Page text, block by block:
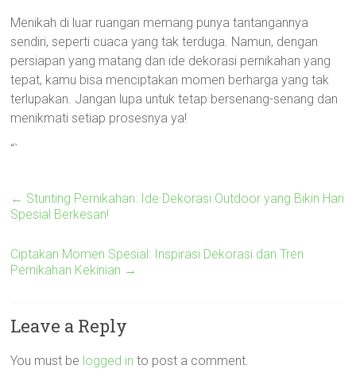
Menikah di luar ruangan memang punya tantangannya
sendiri, seperti cuaca yang tak terduga. Namun, dengan
persiapan yang matang dan ide dekorasi pernikahan yang
tepat, kamu bisa menciptakan momen berharga yang tak
terlupakan. Jangan lupa untuk tetap bersenang-senang dan
menikmati setiap prosesnya ya!
“`
← Stunting Pernikahan: Ide Dekorasi Outdoor yang Bikin Hari
Spesial Berkesan!
Ciptakan Momen Spesial: Inspirasi Dekorasi dan Tren
Pernikahan Kekinian →
Leave a Reply
You must be logged in to post a comment.